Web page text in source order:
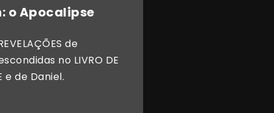
o Apocalipse
de
no LIVRO DE
e de Daniel.